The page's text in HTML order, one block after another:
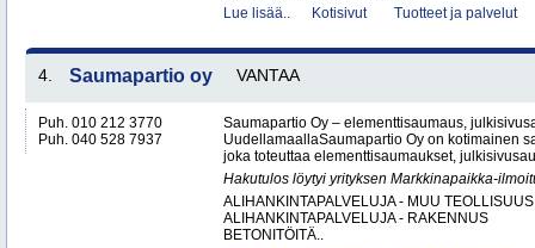
Lue lisää..
Kotisivut Tuotteet ja palvelut
4. Saumapartio oy VANTAA
Puh. 010 212 3770
Puh. 040 528 7937
Saumapartio Oy – elementtisaumaus,
UudellamaallaSaumapartio Oy on kotimainen
joka toteuttaa elementtisaumaukset,
Hakutulos löytyi yrityksen Markkinapaikka-
ALIHANKINTAPALVELUJA - MUU TEOLLISUUS
ALIHANKINTAPALVELUJA - RAKENNUS
BETONITÖITÄ..